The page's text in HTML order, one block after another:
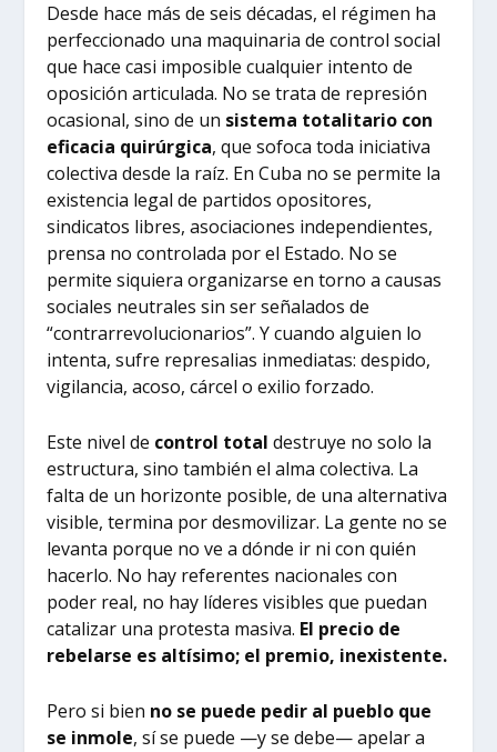
Desde hace más de seis décadas, el régimen ha
perfeccionado una maquinaria de control social
que hace casi imposible cualquier intento de
oposición articulada. No se trata de represión
ocasional, sino de un sistema totalitario con
eficacia quirúrgica, que sofoca toda iniciativa
colectiva desde la raíz. En Cuba no se permite la
existencia legal de partidos opositores,
sindicatos libres, asociaciones independientes,
prensa no controlada por el Estado. No se
permite siquiera organizarse en torno a causas
sociales neutrales sin ser señalados de
“contrarrevolucionarios”. Y cuando alguien lo
intenta, sufre represalias inmediatas: despido,
vigilancia, acoso, cárcel o exilio forzado.
Este nivel de control total destruye no solo la
estructura, sino también el alma colectiva. La
falta de un horizonte posible, de una alternativa
visible, termina por desmovilizar. La gente no se
levanta porque no ve a dónde ir ni con quién
hacerlo. No hay referentes nacionales con
poder real, no hay líderes visibles que puedan
catalizar una protesta masiva. El precio de
rebelarse es altísimo; el premio, inexistente.
Pero si bien no se puede pedir al pueblo que
se inmole, sí se puede —y se debe— apelar a